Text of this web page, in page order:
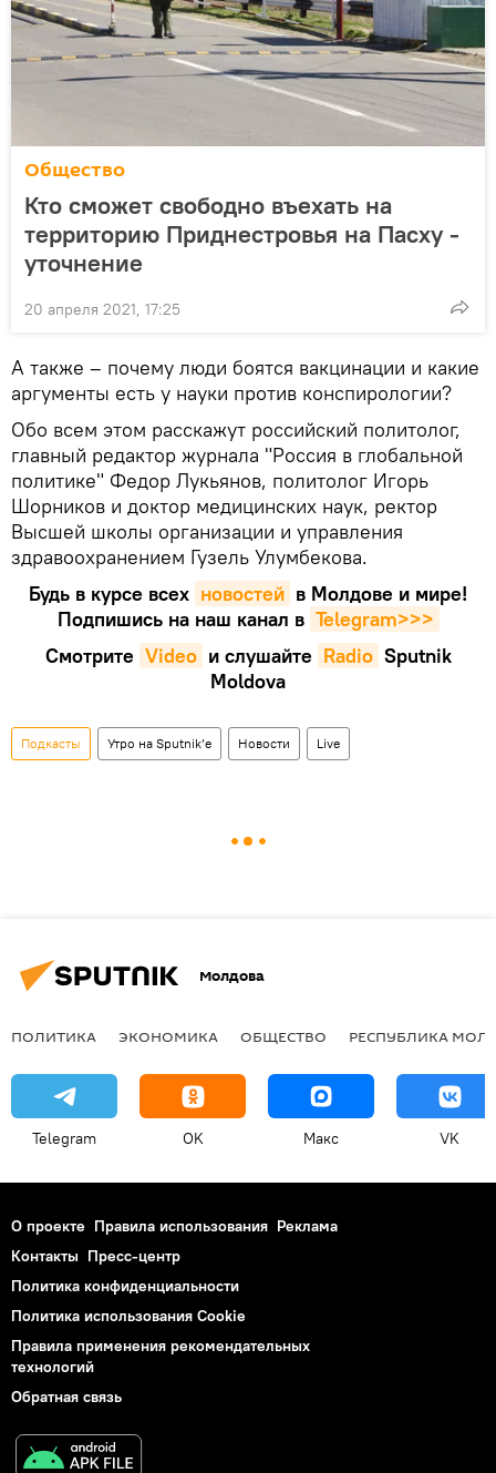
Общество
Кто сможет свободно въехать на
территорию Приднестровья на Пасху -
уточнение
20 апреля 2021, 17:25
А также – почему люди боятся вакцинации и какие
аргументы есть у науки против конспирологии?
Обо всем этом расскажут российский политолог,
главный редактор журнала "Россия в глобальной
политике" Федор Лукьянов, политолог Игорь
Шорников и доктор медицинских наук, ректор
Высшей школы организации и управления
здравоохранением Гузель Улумбекова.
Будь в курсе всех новостей в Молдове и мире!
Подпишись на наш канал в Telegram>>>
Смотрите Video и слушайте Radio Sputnik
Moldova
Подкасты Утро на Sputnik’e Новости Live
Молдова
ПОЛИТИКА ЭКОНОМИКА ОБЩЕСТВО РЕСПУБЛИКА
Telegram OK Макс VK
О проекте Правила использования Реклама
Контакты Пресс-центр
Политика конфиденциальности
Политика использования Cookie
Правила применения рекомендательных
технологий
Обратная связь